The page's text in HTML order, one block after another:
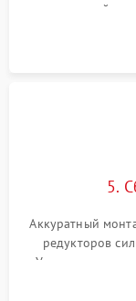
двигателей,
лидара или
5.
Аккуратный
редукторов
Установка
микрофибры,